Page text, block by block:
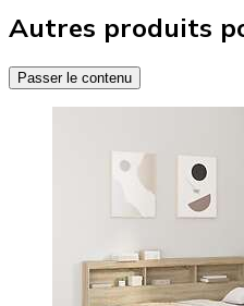
Autres produits
Passer le contenu